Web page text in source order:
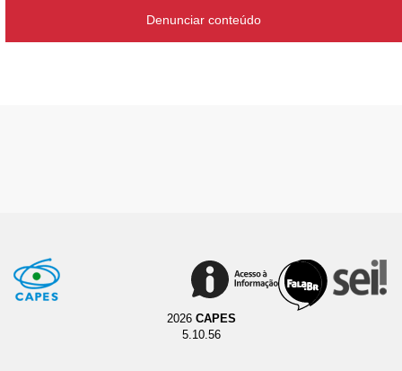
Denunciar conteúdo
2026 CAPES
5.10.56